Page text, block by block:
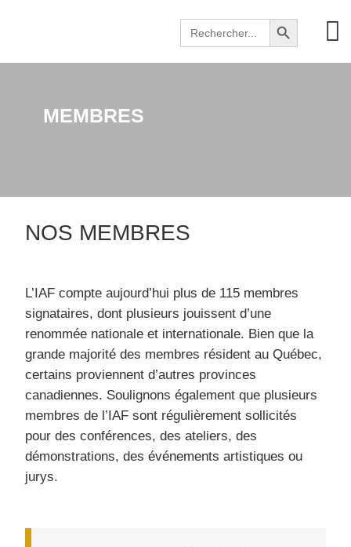
Search
for:
Search Button
MEMBRES
NOS MEMBRES
L’IAF compte aujourd’hui plus de 115 membres
signataires, dont plusieurs jouissent d’une
renommée nationale et internationale. Bien que la
grande majorité des membres résident au Québec,
certains proviennent d’autres provinces
canadiennes. Soulignons également que plusieurs
membres de l’IAF sont régulièrement sollicités
pour des conférences, des ateliers, des
démonstrations, des événements artistiques ou
jurys.